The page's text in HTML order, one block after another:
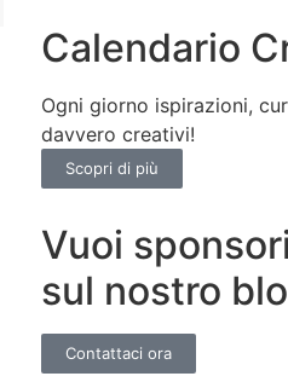
Calendario
Ogni giorno ispirazioni,
davvero creativi!
Scopri di più
Vuoi
sul nostro
Contattaci ora